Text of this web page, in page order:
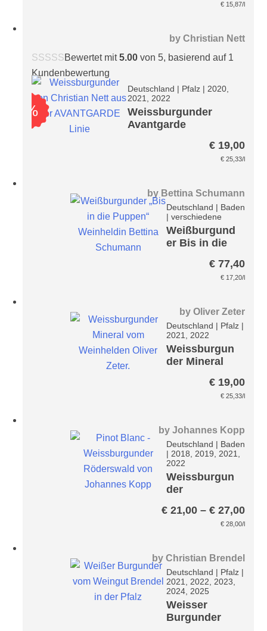
€ 15,87/l
byChristian Nett
Bewertet mit5.00von 5, basierend auf 1
Kundenbewertung
%
Deutschland | Pfalz | 2020,
2021, 2022
Weissburgunder
Avantgarde
€ 19,00
€ 25,33/l
by Bettina Schumann
Deutschland | Baden
|verschiedene
Weißburgund
er Bis in die
€ 77,40
€ 17,20/l
byOliver Zeter
Deutschland | Pfalz |
2021, 2022
Weissburgun
der Mineral
€ 19,00
€ 25,33/l
byJohannes Kopp
Deutschland | Baden
| 2018, 2019, 2021,
2022
Weissburgun
der
€ 21,00 –€ 27,00
€
€ 28,00/l
byChristian Brendel
Deutschland | Pfalz |
2021, 2022, 2023,
2024, 2025
Weisser
Burgunder